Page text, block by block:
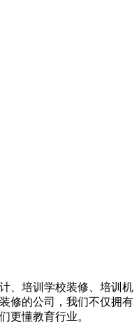
、培训学校装修、培训机
修的公司，我们不仅拥有
更懂教育行业。